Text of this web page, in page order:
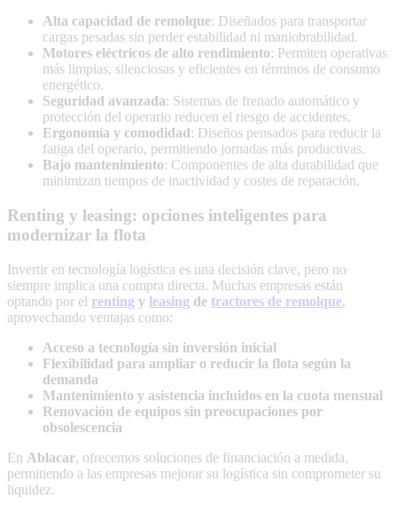
Alta capacidad de remolque: Diseñados para transportar
cargas pesadas sin perder estabilidad ni maniobrabilidad.
Motores eléctricos de alto rendimiento: Permiten operativas
más limpias, silenciosas y eficientes en términos de consumo
energético.
Seguridad avanzada: Sistemas de frenado automático y
protección del operario reducen el riesgo de accidentes.
Ergonomía y comodidad: Diseños pensados para reducir la
fatiga del operario, permitiendo jornadas más productivas.
Bajo mantenimiento: Componentes de alta durabilidad que
minimizan tiempos de inactividad y costes de reparación.
Renting y leasing: opciones inteligentes para
modernizar la flota
Invertir en tecnología logística es una decisión clave, pero no
siempre implica una compra directa. Muchas empresas están
optando por el renting y leasing de tractores de remolque,
aprovechando ventajas como:
Acceso a tecnología sin inversión inicial
Flexibilidad para ampliar o reducir la flota según la
demanda
Mantenimiento y asistencia incluidos en la cuota mensual
Renovación de equipos sin preocupaciones por
obsolescencia
En Ablacar, ofrecemos soluciones de financiación a medida,
permitiendo a las empresas mejorar su logística sin comprometer su
liquidez.